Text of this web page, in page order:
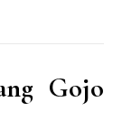
Gojo